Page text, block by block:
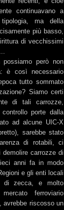
continuavano a
ma della
più basso,
di vecchissimi
però non
è così necessario
tutto sommato
Siamo certi
di tali carrozze,
porte dalla
ad alcune UIC-X
sarebbe stato
di rotabili, ci
carrozze di
anni fa in modo
e gli enti locali
di zecca, e molto
ferroviario
avrebbe riscosso un